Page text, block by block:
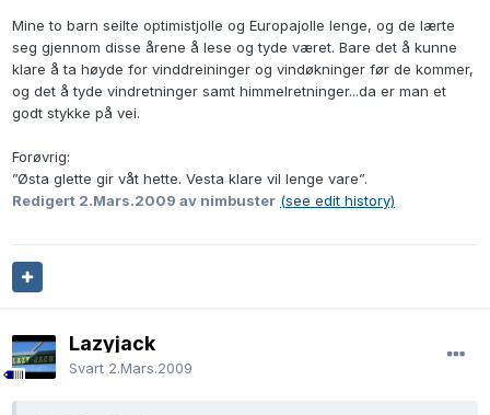
Mine to barn seilte optimistjolle og Europajolle lenge, og de lærte
seg gjennom disse årene å lese og tyde været. Bare det å kunne
klare å ta høyde for vinddreininger og vindøkninger før de kommer,
og det å tyde vindretninger samt himmelretninger...da er man et
godt stykke på vei.
Forøvrig:
”Østa glette gir våt hette. Vesta klare vil lenge vare”.
Redigert 2.Mars.2009 av nimbuster (see edit history)
Lazyjack
Svart 2.Mars.2009